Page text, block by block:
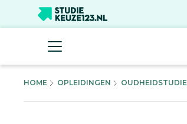
HOME OPLEIDINGEN